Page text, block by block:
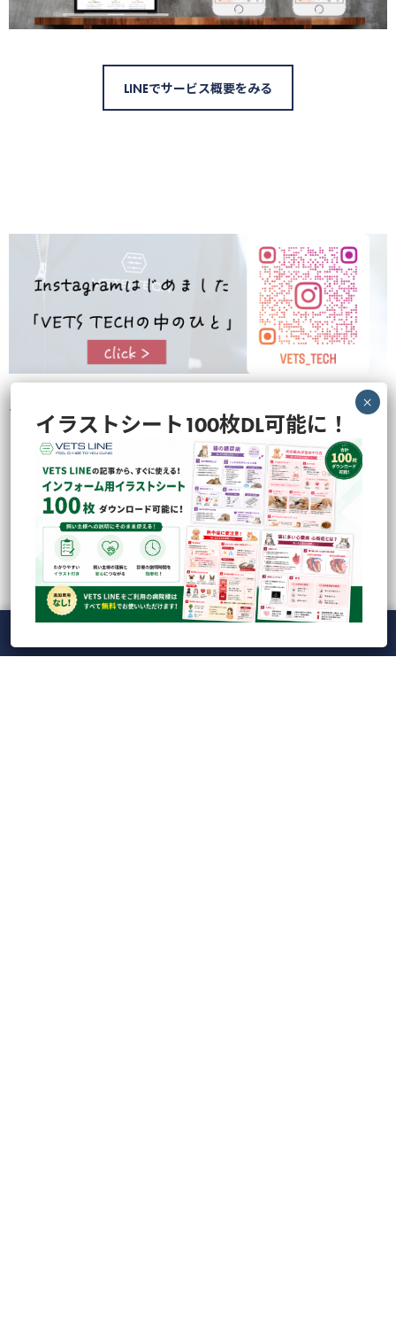
LINEでサービス概要をみる
VETS TECHの中のひとらが撮影・企画の裏側などを色々と発信してお
のぞいてみる
最近の投稿 人気の記事 CATEGORY Tag Cloud
【録画】CBC検査の落とし穴を防ぐ！実践的ドット
イラストシート100枚DL可能に！